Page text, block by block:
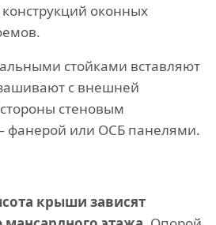
оконных
стойками вставляют
с внешней
стеновым
фанерой или ОСБ панелями.
крыши зависят